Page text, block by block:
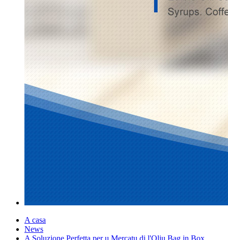
A casa
News
A Soluzione Perfetta per u Mercatu di l'Oliu Bag in Box